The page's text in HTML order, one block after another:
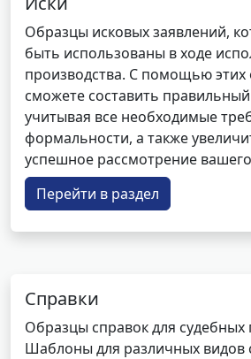
Образцы исковых заявлений,
быть использованы в ходе
производства. С помощью этих
сможете составить правильный
учитывая все необходимые
формальности, а также
успешное рассмотрение вашего
Перейти в раздел
Справки
Образцы справок для судебных
Шаблоны для различных видов